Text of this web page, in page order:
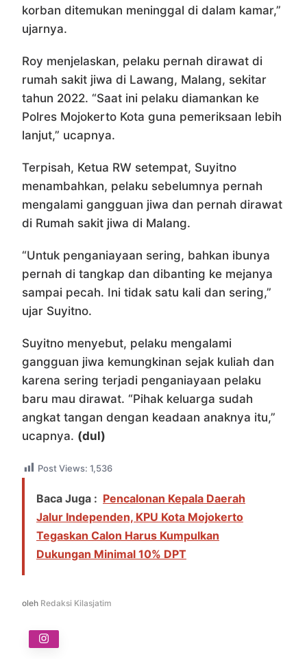
korban ditemukan meninggal di dalam kamar,”
ujarnya.
Roy menjelaskan, pelaku pernah dirawat di
rumah sakit jiwa di Lawang, Malang, sekitar
tahun 2022. “Saat ini pelaku diamankan ke
Polres Mojokerto Kota guna pemeriksaan lebih
lanjut,” ucapnya.
Terpisah, Ketua RW setempat, Suyitno
menambahkan, pelaku sebelumnya pernah
mengalami gangguan jiwa dan pernah dirawat
di Rumah sakit jiwa di Malang.
“Untuk penganiayaan sering, bahkan ibunya
pernah di tangkap dan dibanting ke mejanya
sampai pecah. Ini tidak satu kali dan sering,”
ujar Suyitno.
Suyitno menyebut, pelaku mengalami
gangguan jiwa kemungkinan sejak kuliah dan
karena sering terjadi penganiayaan pelaku
baru mau dirawat. “Pihak keluarga sudah
angkat tangan dengan keadaan anaknya itu,”
ucapnya. (dul)
Post Views: 1,536
Baca Juga : Pencalonan Kepala Daerah
Jalur Independen, KPU Kota Mojokerto
Tegaskan Calon Harus Kumpulkan
Dukungan Minimal 10% DPT
oleh Redaksi Kilasjatim